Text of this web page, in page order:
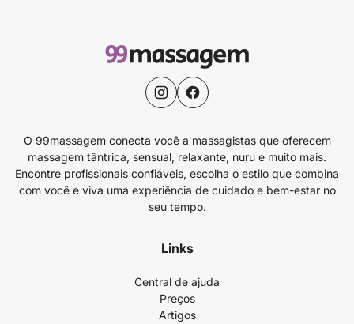
O 99massagem conecta você a massagistas que oferecem
massagem tântrica, sensual, relaxante, nuru e muito mais.
Encontre profissionais confiáveis, escolha o estilo que combina
com você e viva uma experiência de cuidado e bem-estar no
seu tempo.
Links
Central de ajuda
Preços
Artigos